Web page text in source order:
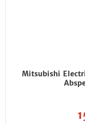
Mitsubishi